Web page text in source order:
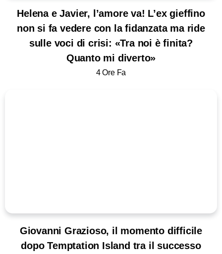
Helena e Javier, l’amore va! L’ex gieffino
non si fa vedere con la fidanzata ma ride
sulle voci di crisi: «Tra noi è finita?
Quanto mi diverto»
4 Ore Fa
Giovanni Grazioso, il momento difficile
dopo Temptation Island tra il successo